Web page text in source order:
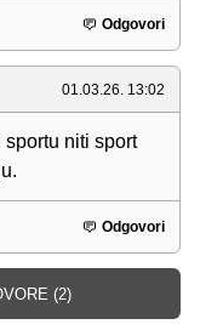
Odgovori
01.03.26. 13:02
niti sport
Odgovori
(2)